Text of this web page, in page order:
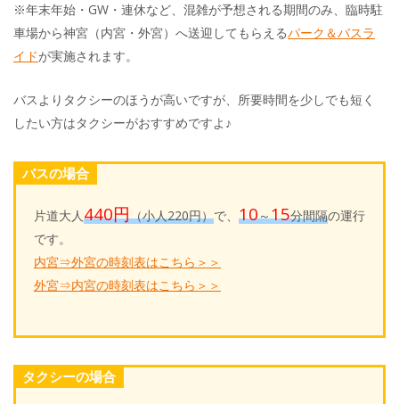
※年末年始・GW・連休など、混雑が予想される期間のみ、臨時駐
車場から神宮（内宮・外宮）へ送迎してもらえるパーク＆バスラ
イドが実施されます。
バスよりタクシーのほうが高いですが、所要時間を少しでも短く
したい方はタクシーがおすすめですよ♪
バスの場合
片道大人440円（小人220円）で、 10～15分間隔の運行
です。
内宮⇒外宮の時刻表はこちら＞＞
外宮⇒内宮の時刻表はこちら＞＞
タクシーの場合